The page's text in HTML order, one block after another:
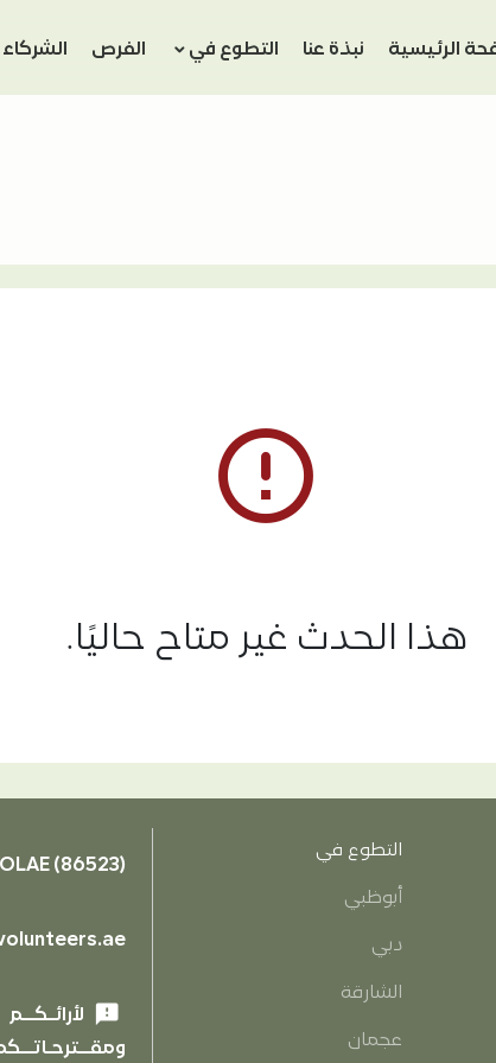
الرئيسية نبذة عنا التطوع في الفرص الشركاء
error_outline
هذا الحدث غير متاح حاليًا.
التطوع في
أبوظبي
دبي
الشارقة
عجمان
(86523)
feedback
لأرائـكــم